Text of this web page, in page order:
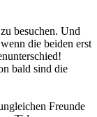
besuchen. Und
die beiden erst
bald sind die
Freunde